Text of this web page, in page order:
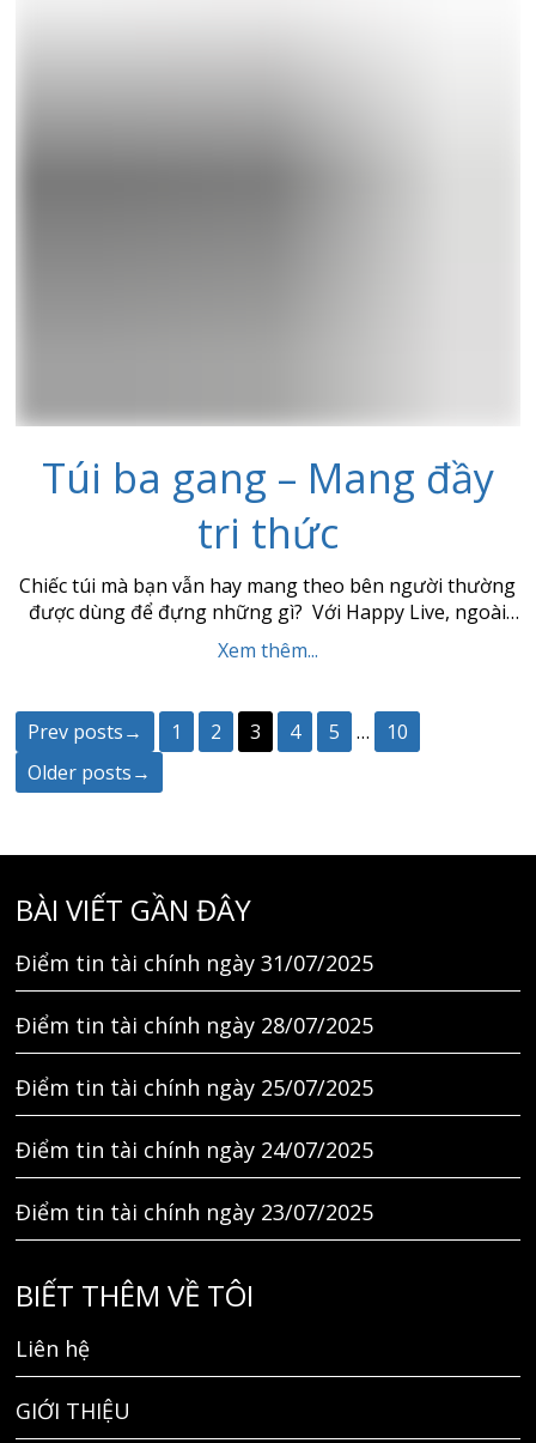
Túi ba gang – Mang đầy
tri thức
Chiếc túi mà bạn vẫn hay mang theo bên người thường
được dùng để đựng những gì? Với Happy Live, ngoài
những vật dụng cá nhân cần thiết thì CHIẾC TÚI BA
GANG (chất liệu canvas) này còn được dùng để MANG
hướng […]
Xem thêm...
Prev posts→ 1 2 3 4 5 …
10
Older posts→
BÀI VIẾT GẦN ĐÂY
Điểm tin tài chính ngày 31/07/2025
Điểm tin tài chính ngày 28/07/2025
Điểm tin tài chính ngày 25/07/2025
Điểm tin tài chính ngày 24/07/2025
Điểm tin tài chính ngày 23/07/2025
BIẾT THÊM VỀ TÔI
Liên hệ
GIỚI THIỆU